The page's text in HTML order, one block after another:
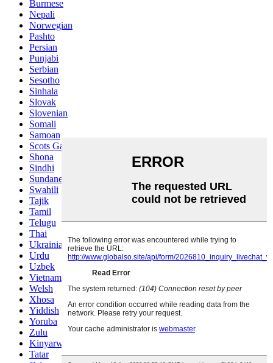
Burmese
Nepali
Norwegian
Pashto
Persian
Punjabi
Serbian
Sesotho
Sinhala
Slovak
Slovenian
Somali
Samoan
Scots Gaelic
Shona
Sindhi
Sundanese
Swahili
Tajik
Tamil
Telugu
Thai
Ukrainian
Urdu
Uzbek
Vietnamese
Welsh
Xhosa
Yiddish
Yoruba
Zulu
Kinyarwanda
Tatar